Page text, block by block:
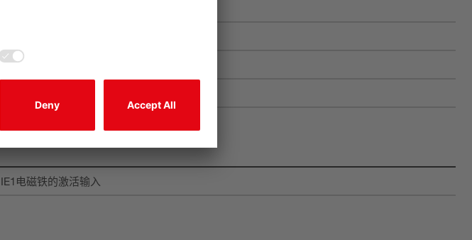
5 mA
IE1电磁铁的激活输入